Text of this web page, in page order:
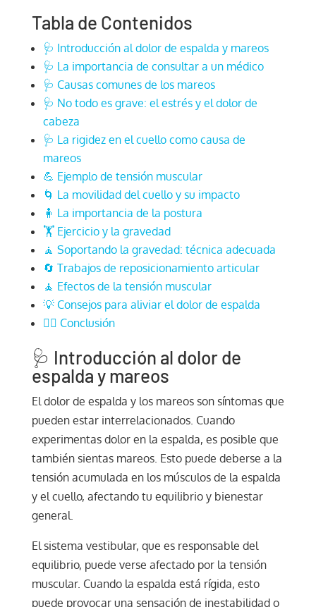
Tabla de Contenidos
🩺 Introducción al dolor de espalda y mareos
🩺 La importancia de consultar a un médico
🩺 Causas comunes de los mareos
🩺 No todo es grave: el estrés y el dolor de
cabeza
🩺 La rigidez en el cuello como causa de
mareos
💪 Ejemplo de tensión muscular
🌀 La movilidad del cuello y su impacto
🧍 La importancia de la postura
🏋️ Ejercicio y la gravedad
🧘 Soportando la gravedad: técnica adecuada
🔄 Trabajos de reposicionamiento articular
🧘 Efectos de la tensión muscular
💡 Consejos para aliviar el dolor de espalda
🧘‍♂️ Conclusión
🩺 Introducción al dolor de
espalda y mareos
El dolor de espalda y los mareos son síntomas que
pueden estar interrelacionados. Cuando
experimentas dolor en la espalda, es posible que
también sientas mareos. Esto puede deberse a la
tensión acumulada en los músculos de la espalda
y el cuello, afectando tu equilibrio y bienestar
general.
El sistema vestibular, que es responsable del
equilibrio, puede verse afectado por la tensión
muscular. Cuando la espalda está rígida, esto
puede provocar una sensación de inestabilidad o